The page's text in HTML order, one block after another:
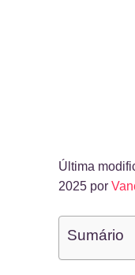
Última
2025 por
Sumário